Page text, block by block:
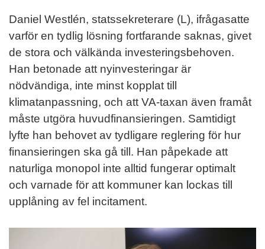
Daniel Westlén, statssekreterare (L), ifrågasatte
varför en tydlig lösning fortfarande saknas, givet
de stora och välkända investeringsbehoven.
Han betonade att nyinvesteringar är
nödvändiga, inte minst kopplat till
klimatanpassning, och att VA-taxan även framåt
måste utgöra huvudfinansieringen. Samtidigt
lyfte han behovet av tydligare reglering för hur
finansieringen ska gå till. Han påpekade att
naturliga monopol inte alltid fungerar optimalt
och varnade för att kommuner kan lockas till
upplåning av fel incitament.